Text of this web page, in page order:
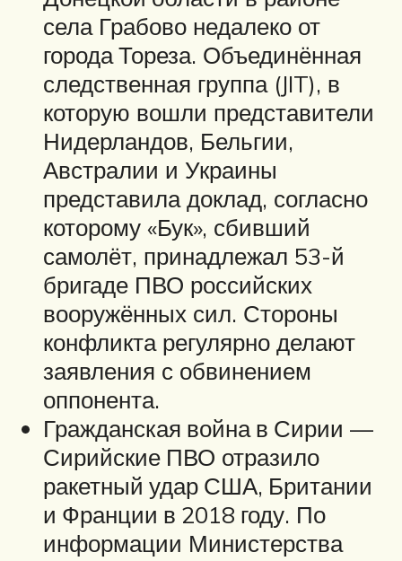
села Грабово недалеко от
города Тореза. Объединённая
следственная группа (JIT), в
которую вошли представители
Нидерландов, Бельгии,
Австралии и Украины
представила доклад, согласно
которому «Бук», сбивший
самолёт, принадлежал 53-й
бригаде ПВО российских
вооружённых сил. Стороны
конфликта регулярно делают
заявления с обвинением
оппонента.
Гражданская война в Сирии —
Сирийские ПВО отразило
ракетный удар США, Британии
и Франции в 2018 году. По
информации Министерства